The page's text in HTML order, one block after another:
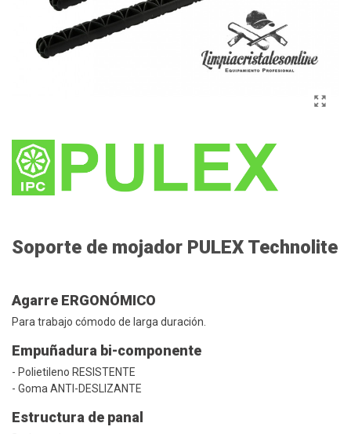
Soporte de mojador PULEX Technolite
Agarre ERGONÓMICO
Para trabajo cómodo de larga duración.
Empuñadura bi-componente
- Polietileno RESISTENTE
- Goma ANTI-DESLIZANTE
Estructura de panal